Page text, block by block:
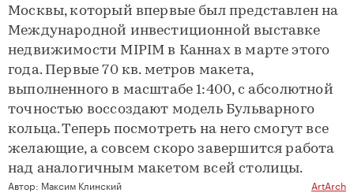
Москвы, который впервые был представлен на
Международной инвестиционной выставке
недвижимости MIPIM в Каннах в марте этого
года. Первые 70 кв. метров макета,
выполненного в масштабе 1:400, с абсолютной
точностью воссоздают модель Бульварного
кольца. Теперь посмотреть на него смогут все
желающие, а совсем скоро завершится работа
над аналогичным макетом всей столицы.
Автор: Максим Клинский ArtArch